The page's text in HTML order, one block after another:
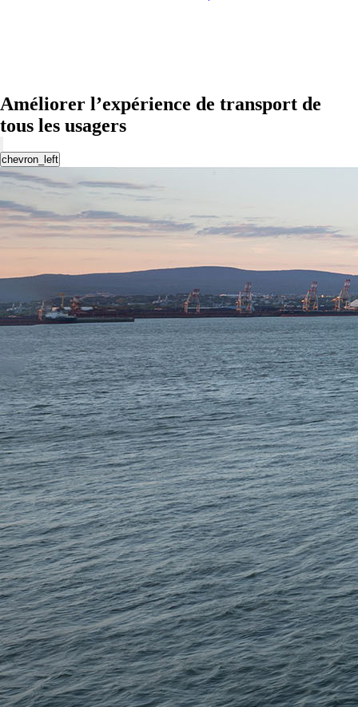
Améliorer l’expérience de transport de
tous les usagers
chevron_left